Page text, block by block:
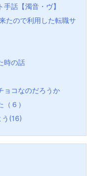
話【濁音・ヴ】
たので利用した転職サ
時の話
ョコなのだろうか
６）
う(16)